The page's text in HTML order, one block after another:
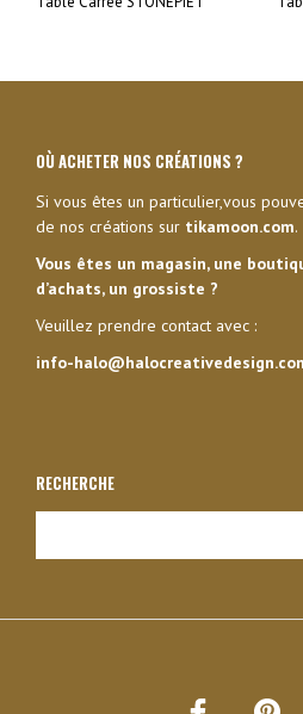
OÙ ACHETER NOS CRÉATIONS ?
Si vous êtes un particulier,vous
de nos créations sur tikamoon.com.
Vous êtes un magasin, une
d’achats, un grossiste ?
Veuillez prendre contact avec :
info-
RECHERCHE